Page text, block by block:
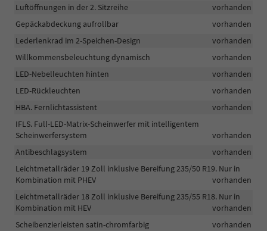
Luftöffnungen in der 2. Sitzreihe
vorhanden
Gepäckabdeckung aufrollbar
vorhanden
Lederlenkrad im 2-Speichen-Design
vorhanden
Willkommensbeleuchtung dynamisch
vorhanden
LED-Nebelleuchten hinten
vorhanden
LED-Rückleuchten
vorhanden
HBA. Fernlichtassistent
vorhanden
IFLS. Full-LED-Matrix-Scheinwerfer mit intelligentem
Scheinwerfersystem
vorhanden
Antibeschlagsystem
vorhanden
Leichtmetallräder 19 Zoll inklusive Bereifung 235/50 R19. Nur in
Kombination mit PHEV
vorhanden
Leichtmetallräder 18 Zoll inklusive Bereifung 235/55 R18. Nur in
Kombination mit HEV
vorhanden
Scheibenzierleisten satin-chromfarbig
vorhanden